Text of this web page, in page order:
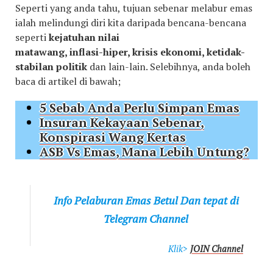
Seperti yang anda tahu, tujuan sebenar melabur emas
ialah melindungi diri kita daripada bencana-bencana
sepertikejatuhan nilai
matawang, inflasi-hiper, krisis ekonomi, ketidak-
stabilan politik dan lain-lain. Selebihnya, anda boleh
baca di artikel di bawah;
5 Sebab Anda Perlu Simpan Emas
Insuran Kekayaan Sebenar,
Konspirasi Wang Kertas
ASB Vs Emas, Mana Lebih Untung?
Info Pelaburan Emas Betul Dan tepat di
Telegram Channel
Klik> JOIN Channel